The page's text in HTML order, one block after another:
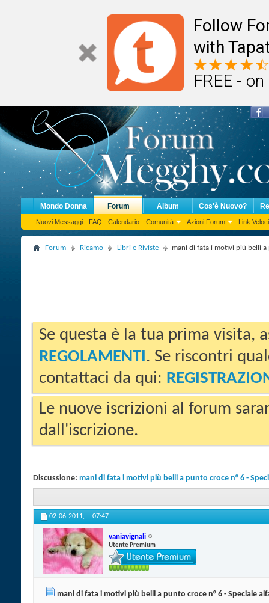
Follow
with
FREE -
Mondo Donna Forum
Nuovi Messaggi FAQ Calendario Comunità Azioni Forum Link Veloci
Album Cos'è Nuovo?
Forum Ricamo Libri e Riviste mani di fata i motivi più belli a
Se questa è la tua prima visita,
REGOLAMENTI. Se riscontri
contattaci da qui:
Le nuove iscrizioni al forum
dall'iscrizione.
Discussione: mani di fata i motivi più belli a punto croce n° 6 -
02-06-2011, 07:47
vaniavignali
Utente Premium
mani di fata i motivi più belli a punto croce n° 6 - Speciale